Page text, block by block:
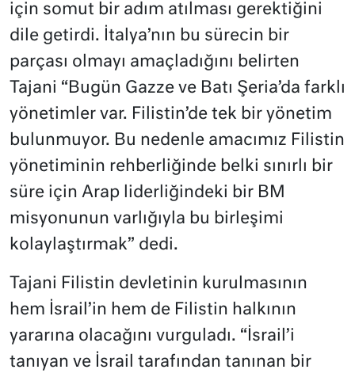
için somut bir adım atılması gerektiğini
dile getirdi. İtalya’nın bu sürecin bir
parçası olmayı amaçladığını belirten
Tajani “Bugün Gazze ve Batı Şeria’da farklı
yönetimler var. Filistin’de tek bir yönetim
bulunmuyor. Bu nedenle amacımız Filistin
yönetiminin rehberliğinde belki sınırlı bir
süre için Arap liderliğindeki bir BM
misyonunun varlığıyla bu birleşimi
kolaylaştırmak” dedi.
Tajani Filistin devletinin kurulmasının
hem İsrail’in hem de Filistin halkının
yararına olacağını vurguladı. “İsrail’i
tanıyan ve İsrail tarafından tanınan bir